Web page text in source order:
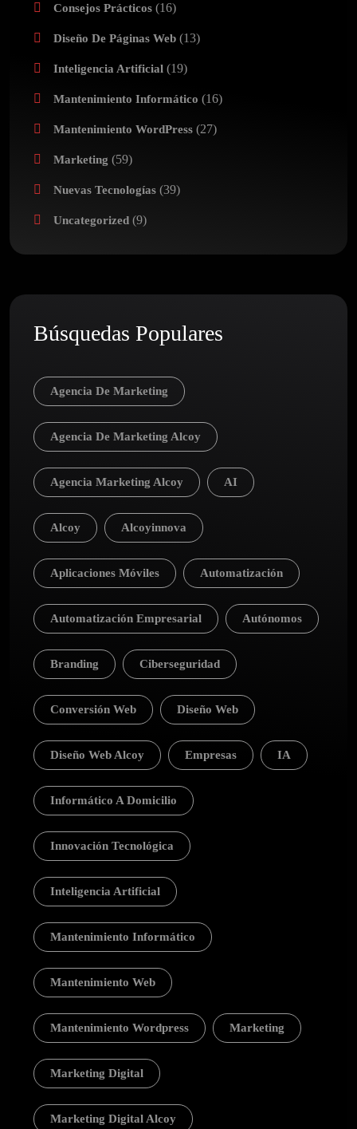
Consejos Prácticos (16)
Diseño De Páginas Web (13)
Inteligencia Artificial (19)
Mantenimiento Informático (16)
Mantenimiento WordPress (27)
Marketing (59)
Nuevas Tecnologías (39)
Uncategorized (9)
Búsquedas Populares
Agencia De Marketing
Agencia De Marketing Alcoy
Agencia Marketing Alcoy AI
Alcoy Alcoyinnova
Aplicaciones Móviles Automatización
Automatización Empresarial Autónomos
Branding Ciberseguridad
Conversión Web Diseño Web
Diseño Web Alcoy Empresas IA
Informático A Domicilio
Innovación Tecnológica
Inteligencia Artificial
Mantenimiento Informático
Mantenimiento Web
Mantenimiento Wordpress Marketing
Marketing Digital
Marketing Digital Alcoy